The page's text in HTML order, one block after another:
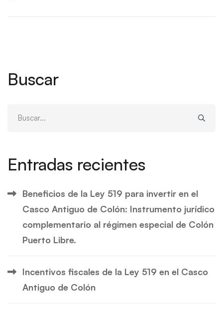
Buscar
Entradas recientes
Beneficios de la Ley 519 para invertir en el
Casco Antiguo de Colón: Instrumento jurídico
complementario al régimen especial de Colón
Puerto Libre.
Incentivos fiscales de la Ley 519 en el Casco
Antiguo de Colón